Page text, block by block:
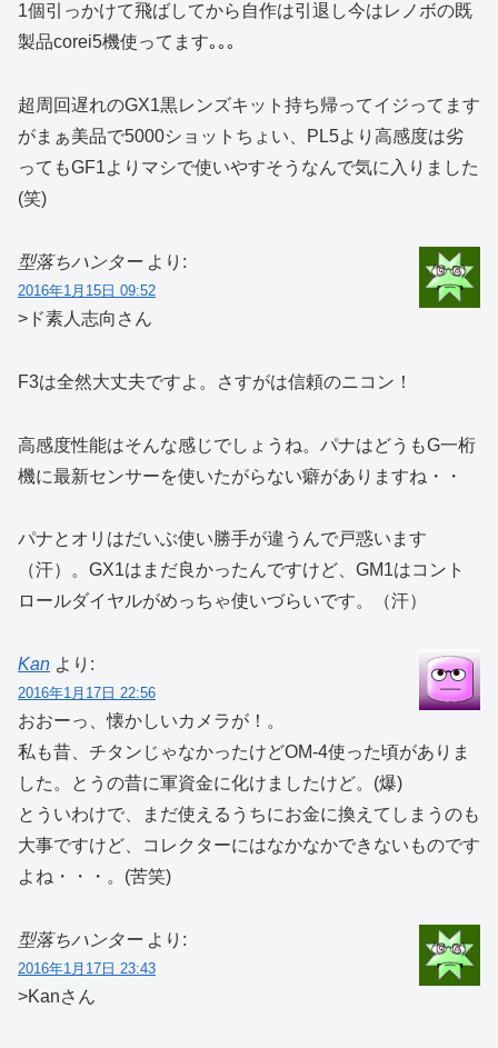
1個引っかけて飛ばしてから自作は引退し今はレノボの既
製品corei5機使ってます｡｡｡
超周回遅れのGX1黒レンズキット持ち帰ってイジってます
がまぁ美品で5000ショットちょい、PL5より高感度は劣
ってもGF1よりマシで使いやすそうなんで気に入りました
(笑)
型落ちハンター より:
2016年1月15日 09:52
>ド素人志向さん
F3は全然大丈夫ですよ。さすがは信頼のニコン！
高感度性能はそんな感じでしょうね。パナはどうもG一桁
機に最新センサーを使いたがらない癖がありますね・・
パナとオリはだいぶ使い勝手が違うんで戸惑います
（汗）。GX1はまだ良かったんですけど、GM1はコント
ロールダイヤルがめっちゃ使いづらいです。（汗）
Kan より:
2016年1月17日 22:56
おおーっ、懐かしいカメラが！。
私も昔、チタンじゃなかったけどOM-4使った頃がありま
した。とうの昔に軍資金に化けましたけど。(爆)
とういわけで、まだ使えるうちにお金に換えてしまうのも
大事ですけど、コレクターにはなかなかできないものです
よね・・・。(苦笑)
型落ちハンター より:
2016年1月17日 23:43
>Kanさん